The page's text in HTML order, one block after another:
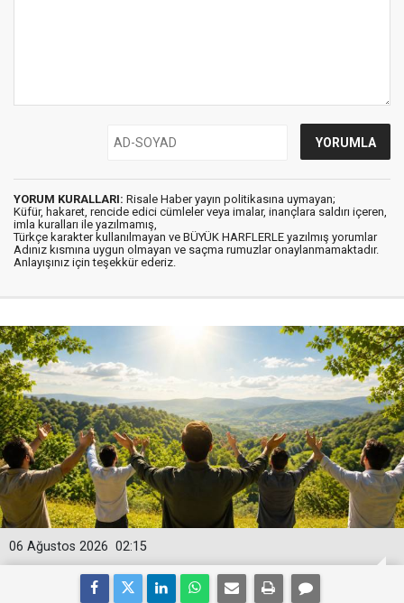
YORUM KURALLARI: Risale Haber yayın politikasına uymayan;
Küfür, hakaret, rencide edici cümleler veya imalar, inançlara saldırı içeren,
imla kuralları ile yazılmamış,
Türkçe karakter kullanılmayan ve BÜYÜK HARFLERLE yazılmış yorumlar
Adınız kısmına uygun olmayan ve saçma rumuzlar onaylanmamaktadır.
Anlayışınız için teşekkür ederiz.
02:15
06 Ağustos 2026